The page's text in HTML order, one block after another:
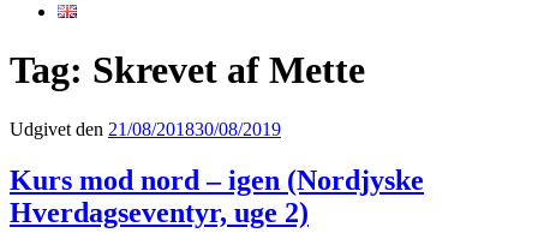
Tag: Skrevet af Mette
Udgivet den 21/08/201830/08/2019
Kurs mod nord – igen (Nordjyske
Hverdagseventyr, uge 2)